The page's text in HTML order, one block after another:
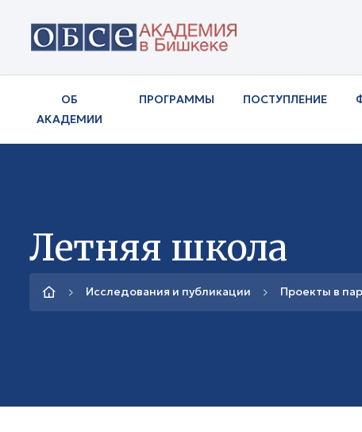
ОБ
АКАДЕМИИ
ПРОГРАММЫ ПОСТУПЛЕНИЕ
Летняя школа
Исследования и публикации Проекты в